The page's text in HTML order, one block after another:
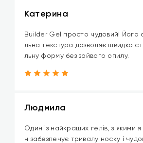
Катерина
Builder Gel просто чудовий! Його
льна текстура дозволяє швидко
льну форму без зайвого опилу.
Людмила
Один із найкращих гелів, з якими
н забезпечує тривалу носку і